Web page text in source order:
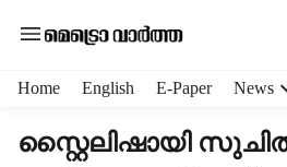
Home English E-Paper News
സ്റ്റൈലിഷായി